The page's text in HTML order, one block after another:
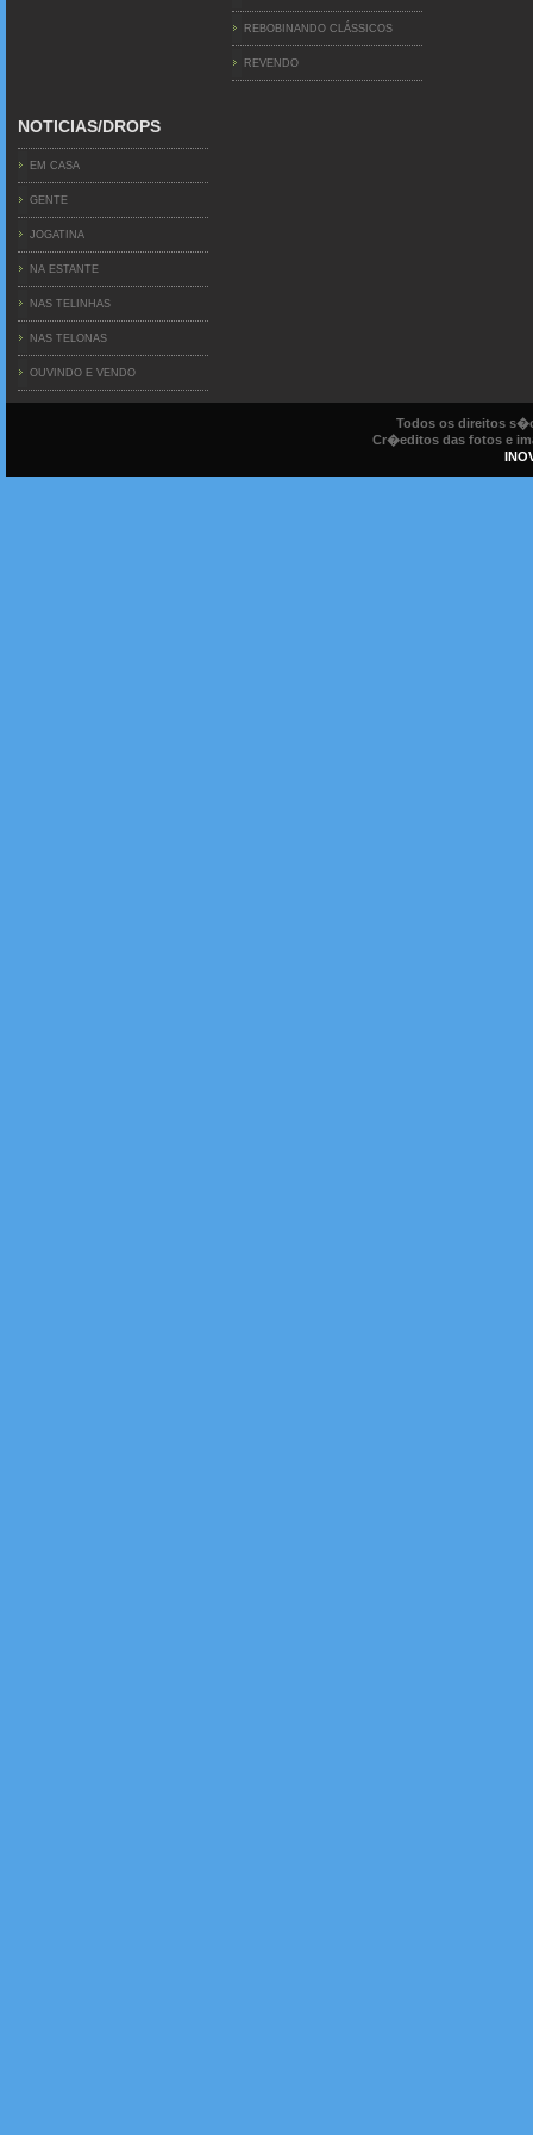
REBOBINANDO CLÁSSICOS
REVENDO
NOTICIAS/DROPS
EM CASA
GENTE
JOGATINA
NA ESTANTE
NAS TELINHAS
NAS TELONAS
OUVINDO E VENDO
Todos os direitos
Cr�editos das fotos e